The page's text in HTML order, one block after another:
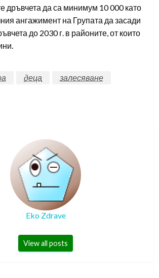
дръвчета да са минимум 10 000 като
ангажимент на Групата да засади
до 2030 г. в районите, от които
деца
залесяване
Eko Zdrave
View all posts